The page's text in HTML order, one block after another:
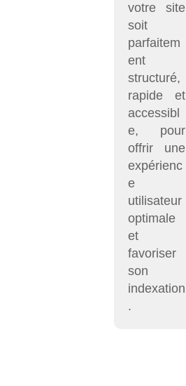
votre site
soit
parfaitem
ent
structuré,
rapide et
accessibl
e, pour
offrir une
expérienc
e
utilisateur
optimale
et
favoriser
son
indexation
.